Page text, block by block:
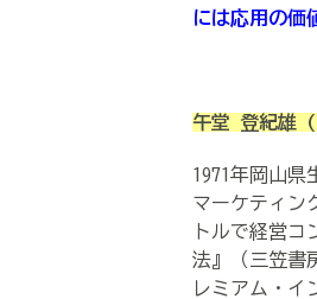
には応用の価
午堂 登紀雄 (
1971年岡山県
マーケティン
トルで経営
法』（三笠書
レミアム・